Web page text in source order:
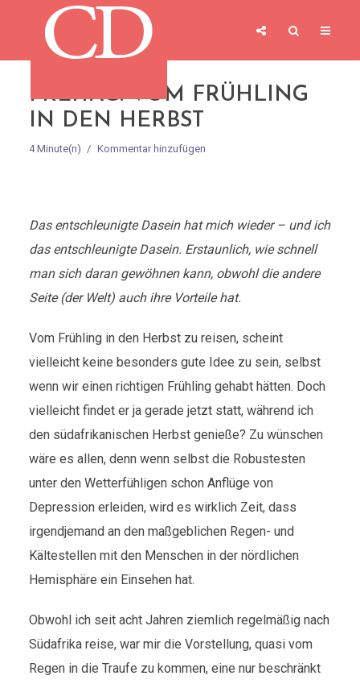
FREITAG: VOM FRÜHLING
IN DEN HERBST
4 Minute(n) Kommentar hinzufügen
Das entschleunigte Dasein hat mich wieder – und ich
das entschleunigte Dasein. Erstaunlich, wie schnell
man sich daran gewöhnen kann, obwohl die andere
Seite (der Welt) auch ihre Vorteile hat.
Vom Frühling in den Herbst zu reisen, scheint
vielleicht keine besonders gute Idee zu sein, selbst
wenn wir einen richtigen Frühling gehabt hätten. Doch
vielleicht findet er ja gerade jetzt statt, während ich
den südafrikanischen Herbst genieße? Zu wünschen
wäre es allen, denn wenn selbst die Robustesten
unter den Wetterfühligen schon Anflüge von
Depression erleiden, wird es wirklich Zeit, dass
irgendjemand an den maßgeblichen Regen- und
Kältestellen mit den Menschen in der nördlichen
Hemisphäre ein Einsehen hat.
Obwohl ich seit acht Jahren ziemlich regelmäßig nach
Südafrika reise, war mir die Vorstellung, quasi vom
Regen in die Traufe zu kommen, eine nur beschränkt